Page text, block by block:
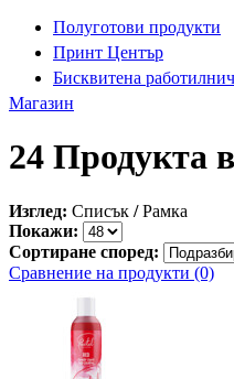
Полуготови продукти
Принт Център
Бисквитена
Магазин
24 Продукта
Изглед: Списък / Рамка
Покажи:
Сортиране според:
Сравнение на продукти (0)